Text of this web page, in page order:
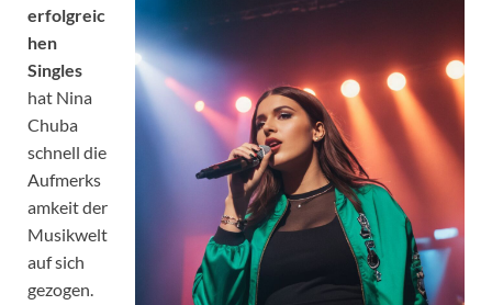
erfolgreic
hen
Singles
hat Nina
Chuba
schnell die
Aufmerks
amkeit der
Musikwelt
auf sich
gezogen.